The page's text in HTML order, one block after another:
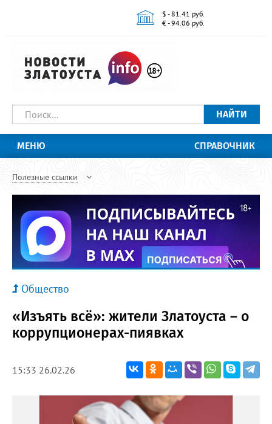
$ - 81.41 руб.
€ - 94.06 руб.
НАЙТИ
МЕНЮ СПРАВОЧНИК
Полезные ссылки
Общество
«Изъять всё»: жители Златоуста – о
коррупционерах-пиявках
15:33 26.02.26